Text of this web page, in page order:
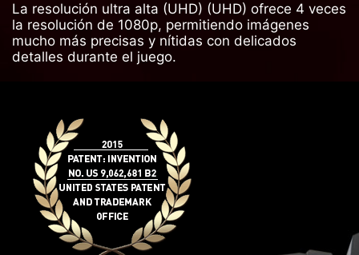
La resolución ultra alta (UHD) (UHD) ofrece 4 veces
la resolución de 1080p, permitiendo imágenes
mucho más precisas y nítidas con delicados
detalles durante el juego.